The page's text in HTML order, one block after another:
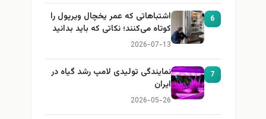
6
اشتباهاتی که عمر یخچال ویرپول را
کوتاه می‌کنند؛ نکاتی که باید بدانید
2026-07-13
7
نمایندگی تولیدی لامپ رشد گیاه در
ایران
2026-05-26